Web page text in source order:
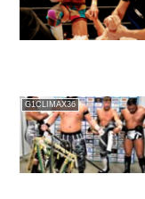
G1CLIMAX36